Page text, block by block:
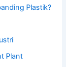
Plastik?
Plant